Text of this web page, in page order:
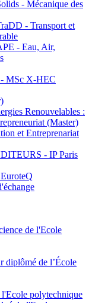
- Mécanique des
- Transport et
- Eau, Air,
- MSc X-HEC
Renouvelables :
(Master)
et Entreprenariat
- IP Paris
de l'Ecole
diplômé de l’École
polytechnique